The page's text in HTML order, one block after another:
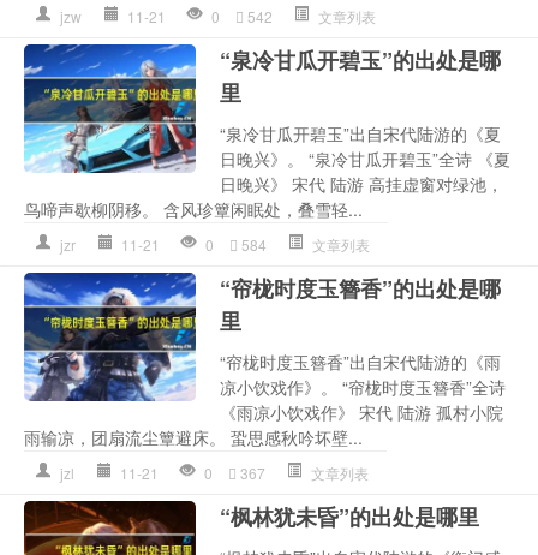
jzw 11-21 0 542 文章列表
“泉冷甘瓜开碧玉”的出处是哪
里
“泉冷甘瓜开碧玉”出自宋代陆游的《夏
日晚兴》。 “泉冷甘瓜开碧玉”全诗 《夏
日晚兴》 宋代 陆游 高挂虚窗对绿池，
鸟啼声歇柳阴移。 含风珍簟闲眠处，叠雪轻...
jzr 11-21 0 584 文章列表
“帘栊时度玉簪香”的出处是哪
里
“帘栊时度玉簪香”出自宋代陆游的《雨
凉小饮戏作》。 “帘栊时度玉簪香”全诗
《雨凉小饮戏作》 宋代 陆游 孤村小院
雨输凉，团扇流尘簟避床。 蛩思感秋吟坏壁...
jzl 11-21 0 367 文章列表
“枫林犹未昏”的出处是哪里